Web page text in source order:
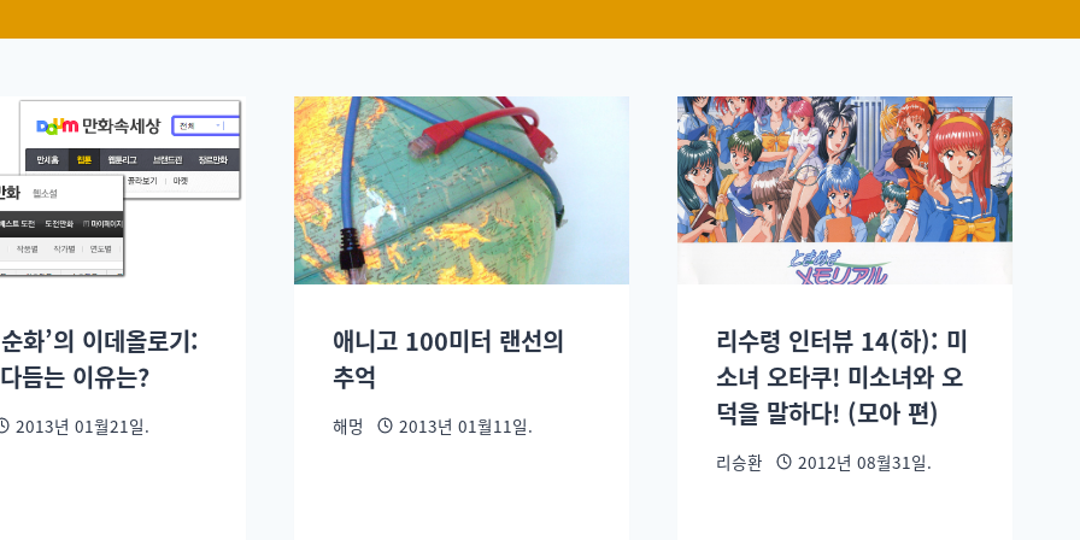
화’의 이데올로기:
듬는 이유는?
2013년 01월21일.
애니고 100미터 랜선의
추억
해멍 2013년 01월11일.
리수령 인터뷰 14(하): 미
소녀 오타쿠! 미소녀와 오
덕을 말하다! (모아 편)
리승환 2012년 08월31일.